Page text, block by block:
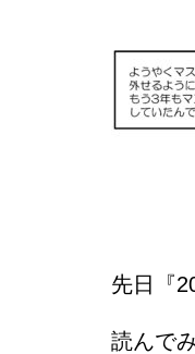
先日『
読んで